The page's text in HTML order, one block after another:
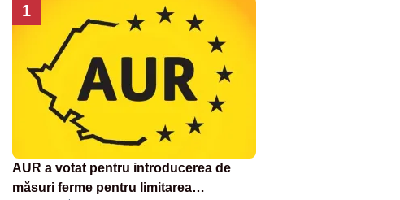
1
AUR a votat pentru introducerea de
măsuri ferme pentru limitarea